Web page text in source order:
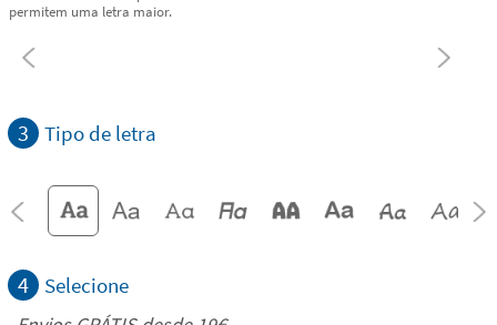
permitem uma letra maior.
3 Tipo de letra
4 Selecione